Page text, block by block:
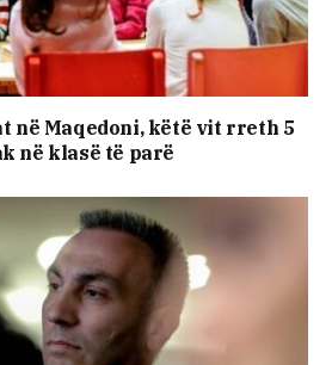
në Maqedoni, këtë vit rreth 5
në klasë të parë